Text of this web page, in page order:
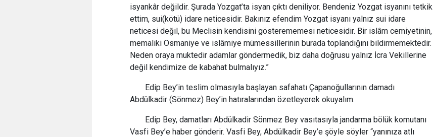
isyankâr değildir. Şurada Yozgat’ta isyan çıktı deniliyor. Bendeniz Yozgat isyanını tetkik
ettim, sui(kötü) idare neticesidir. Bakınız efendim Yozgat isyanı yalnız sui idare
neticesi değil, bu Meclisin kendisini gösterememesi neticesidir. Bir islâm cemiyetinin,
memaliki Osmaniye ve islâmiye mümessillerinin burada toplandığını bildirmemektedir.
Neden oraya muktedir adamlar göndermedik, biz daha doğrusu yalnız İcra Vekillerine
değil kendimize de kabahat bulmalıyız.”
Edip Bey’in teslim olmasıyla başlayan safahatı Çapanoğullarının damadı
Abdülkadir (Sönmez) Bey’in hatıralarından özetleyerek okuyalım.
Edip Bey, damatları Abdülkadir Sönmez Bey vasıtasıyla jandarma bölük komutanı
Vasfi Bey’e haber gönderir. Vasfi Bey, Abdülkadir Bey’e şöyle söyler “yanınıza atlı